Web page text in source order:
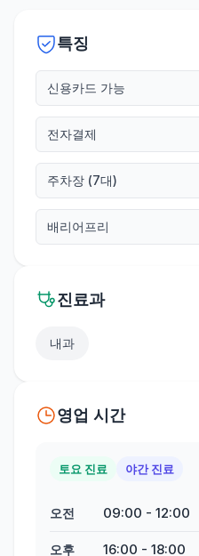
특징
신용카드 가능
전자결제
주차장 (7대)
배리어프리
진료과
내과
영업 시간
토요 진료 야간 진료
오전 09:00 - 12:00
오후 16:00 - 18:00